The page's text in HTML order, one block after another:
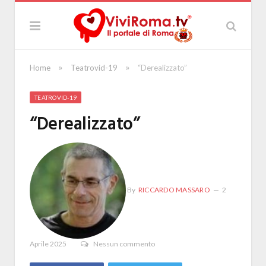
Home » Teatrovid-19 » “Derealizzato”
TEATROVID-19
“Derealizzato”
By RICCARDO MASSARO 2
Aprile 2025 Nessun commento